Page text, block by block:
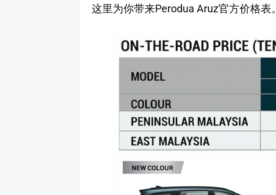
这里为你带来Perodua Aruz官方价格表。